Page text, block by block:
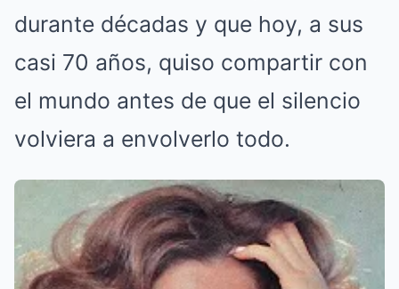
durante décadas y que hoy, a sus
casi 70 años, quiso compartir con
el mundo antes de que el silencio
volviera a envolverlo todo.